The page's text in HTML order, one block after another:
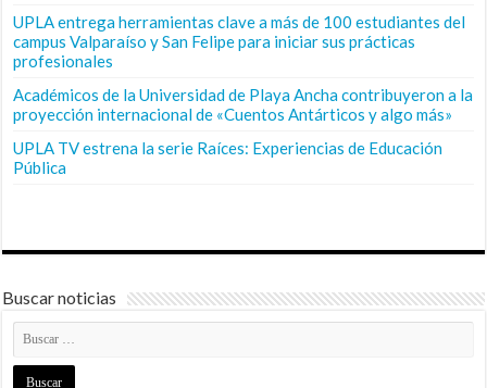
UPLA entrega herramientas clave a más de 100 estudiantes del
campus Valparaíso y San Felipe para iniciar sus prácticas
profesionales
Académicos de la Universidad de Playa Ancha contribuyeron a la
proyección internacional de «Cuentos Antárticos y algo más»
UPLA TV estrena la serie Raíces: Experiencias de Educación
Pública
Buscar noticias